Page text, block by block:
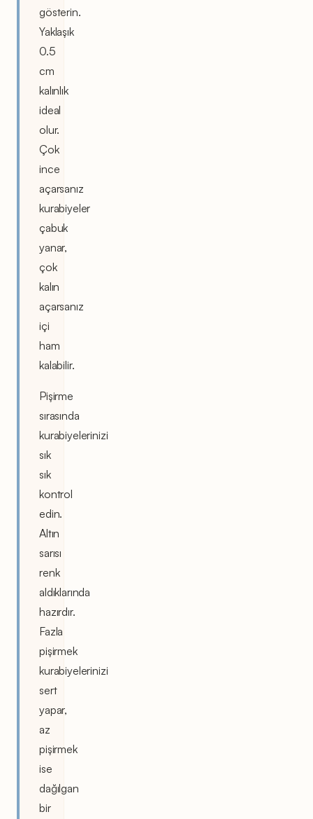
gösterin.
Yaklaşık
0.5
cm
kalınlık
ideal
olur.
Çok
ince
açarsanız
kurabiyeler
çabuk
yanar,
çok
kalın
açarsanız
içi
ham
kalabilir.
Pişirme
sırasında
kurabiyelerinizi
sık
sık
kontrol
edin.
Altın
sarısı
renk
aldıklarında
hazırdır.
Fazla
pişirmek
kurabiyelerinizi
sert
yapar,
az
pişirmek
ise
dağılgan
bir